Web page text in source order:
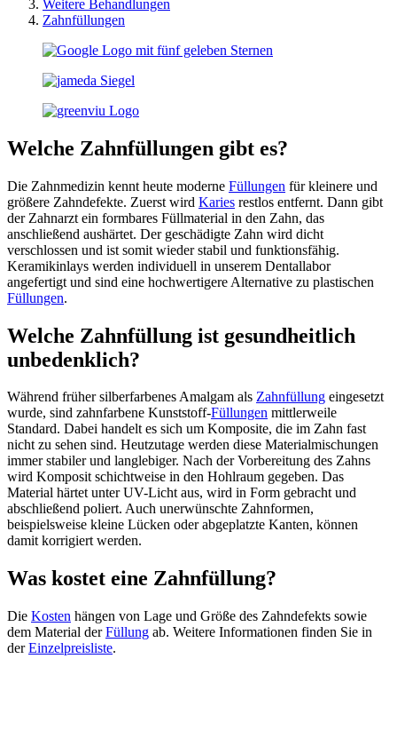
Weitere Behandlungen
Zahnfüllungen
Welche Zahnfüllungen gibt es?
Die Zahnmedizin kennt heute moderne Füllungen für kleinere und
größere Zahndefekte. Zuerst wird Karies restlos entfernt. Dann gibt
der Zahnarzt ein formbares Füllmaterial in den Zahn, das
anschließend aushärtet. Der geschädigte Zahn wird dicht
verschlossen und ist somit wieder stabil und funktionsfähig.
Keramikinlays werden individuell in unserem Dentallabor
angefertigt und sind eine hochwertigere Alternative zu plastischen
Füllungen.
Welche Zahnfüllung ist gesundheitlich
unbedenklich?
Während früher silberfarbenes Amalgam als Zahnfüllung eingesetzt
wurde, sind zahnfarbene Kunststoff-Füllungen mittlerweile
Standard. Dabei handelt es sich um Komposite, die im Zahn fast
nicht zu sehen sind. Heutzutage werden diese Materialmischungen
immer stabiler und langlebiger. Nach der Vorbereitung des Zahns
wird Komposit schichtweise in den Hohlraum gegeben. Das
Material härtet unter UV-Licht aus, wird in Form gebracht und
abschließend poliert. Auch unerwünschte Zahnformen,
beispielsweise kleine Lücken oder abgeplatzte Kanten, können
damit korrigiert werden.
Was kostet eine Zahnfüllung?
Die Kosten hängen von Lage und Größe des Zahndefekts sowie
dem Material derFüllung ab. Weitere Informationen finden Sie in
derEinzelpreisliste.